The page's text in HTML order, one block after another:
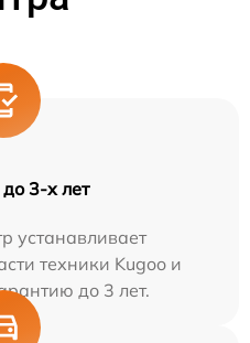
3-х лет
устанавливает
техники Kugoo и
до 3 лет.